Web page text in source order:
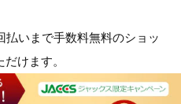
払いまで手数料無料のショッ
けます。